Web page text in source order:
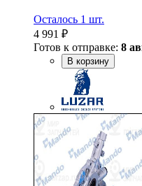
Осталось 1 шт.
4 991 ₽
Готов к отправке: 8
В корзину